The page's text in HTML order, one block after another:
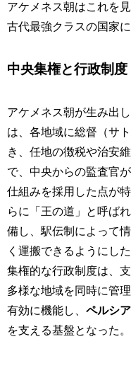
アケメネス朝はこれを
古代最強クラスの国家に
中央集権と行政制度
アケメネス朝が生み出
は、各地域に総督（サ
き、任地の徴税や治安
で、中央からの監査官
仕組みを採用した点が
らに「王の道」と呼ば
備し、駅伝制によって
く運搬できるようにし
集権的な行政制度は、
多様な地域を同時に管
有効に機能し、ペルシ
を支える基盤となった。